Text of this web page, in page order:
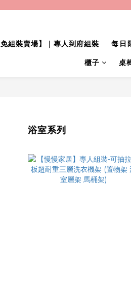
免組裝賣場】｜專人到府組裝 每日
櫃子 桌
浴室系列